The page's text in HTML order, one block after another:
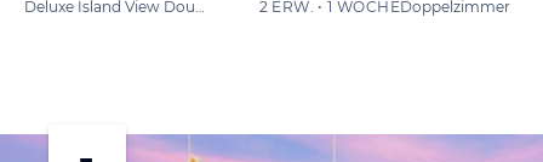
2 ERW. • 1 WOCHEDoppelzimmer